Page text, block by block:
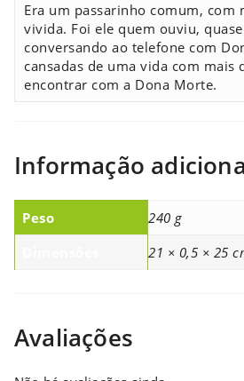
Era um passarinho comum, com
vivida. Foi ele quem ouviu,
conversando ao telefone com
cansadas de uma vida com mais
encontrar com a Dona Morte.
Informação
Peso
240 g
21 × 0,5 × 25
Avaliações